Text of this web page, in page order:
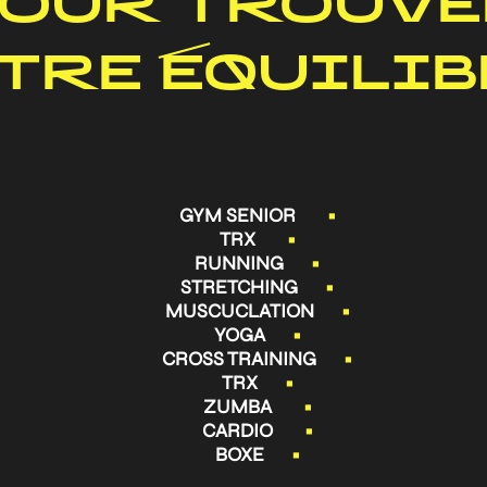
GYM SENIOR
•
TRX
•
RUNNING
•
STRETCHING
•
MUSCUCLATION
•
YOGA
•
CROSS TRAINING
•
TRX
•
ZUMBA
•
CARDIO
•
BOXE
•